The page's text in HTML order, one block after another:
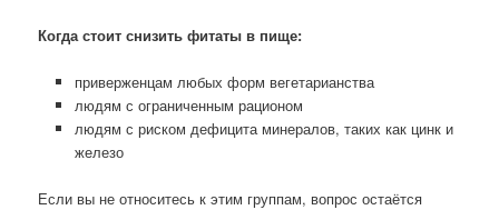
Когда стоит снизить фитаты в пище:
приверженцам любых форм вегетарианства
людям с ограниченным рационом ️
людям с риском дефицита минералов, таких как цинк и
железо ️
Если вы не относитесь к этим группам, вопрос остаётся